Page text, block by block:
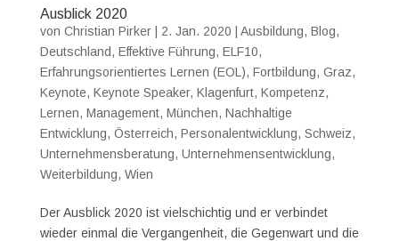
Ausblick 2020
von Christian Pirker| 2. Jan. 2020 | Ausbildung, Blog,
Deutschland, Effektive Führung, ELF10,
Erfahrungsorientiertes Lernen (EOL), Fortbildung, Graz,
Keynote, Keynote Speaker, Klagenfurt, Kompetenz,
Lernen, Management, München, Nachhaltige
Entwicklung, Österreich, Personalentwicklung, Schweiz,
Unternehmensberatung, Unternehmensentwicklung,
Weiterbildung, Wien
Der Ausblick 2020 ist vielschichtig und er verbindet
wieder einmal die Vergangenheit, die Gegenwart und die